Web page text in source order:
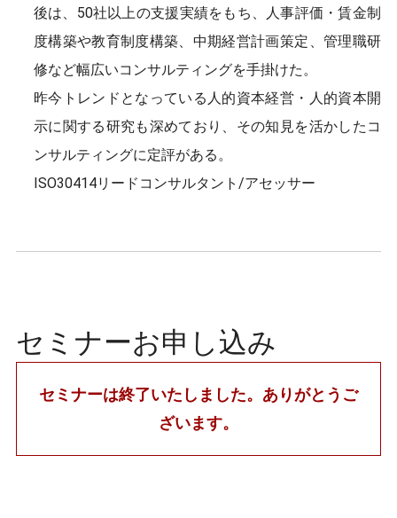
後は、50社以上の支援実績をもち、人事評価・賃金制
度構築や教育制度構築、中期経営計画策定、管理職研
修など幅広いコンサルティングを手掛けた。
昨今トレンドとなっている人的資本経営・人的資本開
示に関する研究も深めており、その知見を活かしたコ
ンサルティングに定評がある。
ISO30414リードコンサルタント/アセッサー
セミナーお申し込み
セミナーは終了いたしました。ありがとうご
ざいます。